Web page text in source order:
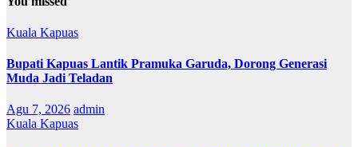
Kuala Kapuas
Bupati Kapuas Lantik Pramuka Garuda, Dorong Generasi
Muda Jadi Teladan
Agu 7, 2026 admin
Kuala Kapuas